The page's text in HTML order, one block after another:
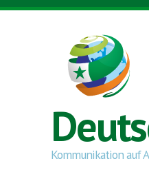
Direkt zum Inhalt
Kommunikation auf